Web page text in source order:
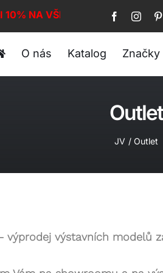
10% NA VŠE!
O nás Katalog Značky
Outlet
JV Outlet
výprodej výstavních modelů